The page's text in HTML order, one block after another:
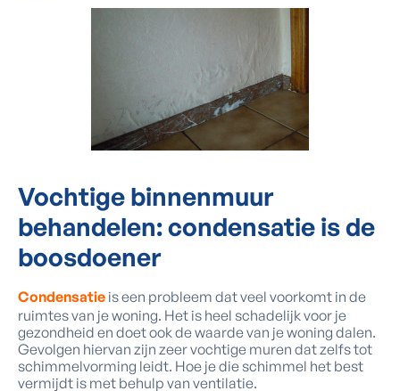
Vochtige binnenmuur
behandelen:condensatie is de
boosdoener
Condensatie is een probleem dat veel voorkomt in de
ruimtes van je woning. Het is heel schadelijk voor je
gezondheid en doet ook de waarde van je woning dalen.
Gevolgen hiervan zijn zeer vochtige muren dat zelfs tot
schimmelvorming leidt. Hoe je die schimmel het best
vermijdt is met behulp van ventilatie.